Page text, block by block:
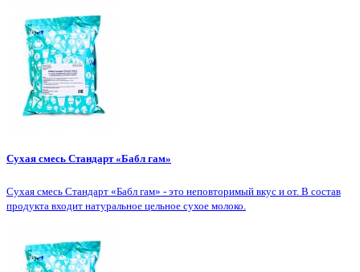
Сухая смесь Стандарт «Бабл гам»
Сухая смесь Стандарт «Бабл гам» - это неповторимый вкус и от. В состав
продукта входит натуральное цельное сухое молоко.